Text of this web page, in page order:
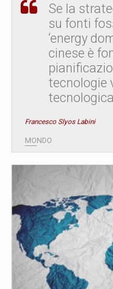
Se la
su fonti
‘energy
cinese è
tecnologie
Francesco Slyos Labini
MONDO